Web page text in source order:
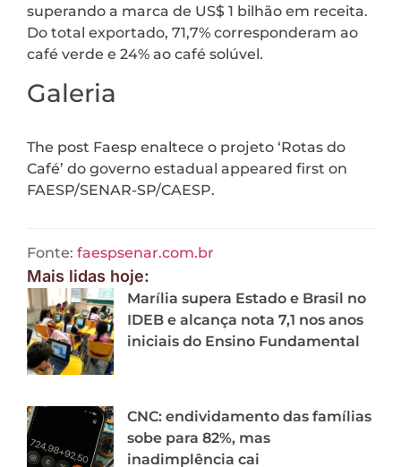
superando a marca de US$ 1 bilhão em receita.
Do total exportado, 71,7% corresponderam ao
café verde e 24% ao café solúvel.
Galeria
The post Faesp enaltece o projeto ‘Rotas do
Café’ do governo estadual appeared first on
FAESP/SENAR-SP/CAESP.
Fonte: faespsenar.com.br
Mais lidas hoje:
Marília supera Estado e Brasil no
IDEB e alcança nota 7,1 nos anos
iniciais do Ensino Fundamental
CNC: endividamento das famílias
sobe para 82%, mas
inadimplência cai